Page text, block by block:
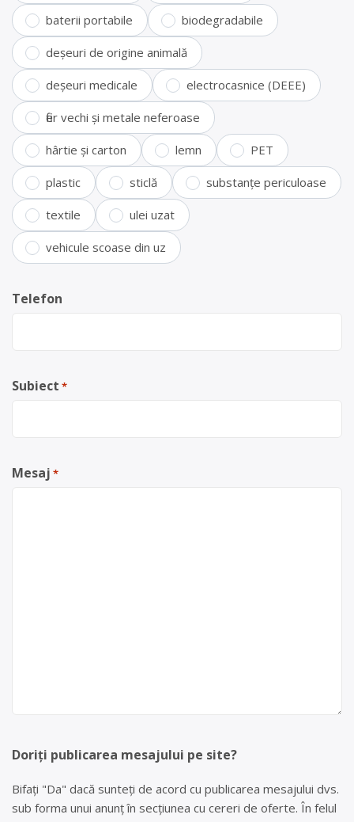
baterii portabile biodegradabile
deșeuri de origine animală
deșeuri medicale electrocasnice (DEEE)
fier vechi și metale neferoase
hârtie și carton lemn PET
plastic sticlă substanțe periculoase
textile ulei uzat
vehicule scoase din uz
Telefon
Subiect *
Mesaj *
Doriți publicarea mesajului pe site?
Bifați "Da" dacă sunteți de acord cu publicarea mesajului dvs.
sub forma unui anunț în secțiunea cu cereri de oferte. În felul